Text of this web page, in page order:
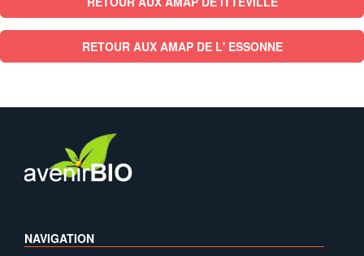
RETOUR AUX AMAP DE L' ESSONNE
NAVIGATION